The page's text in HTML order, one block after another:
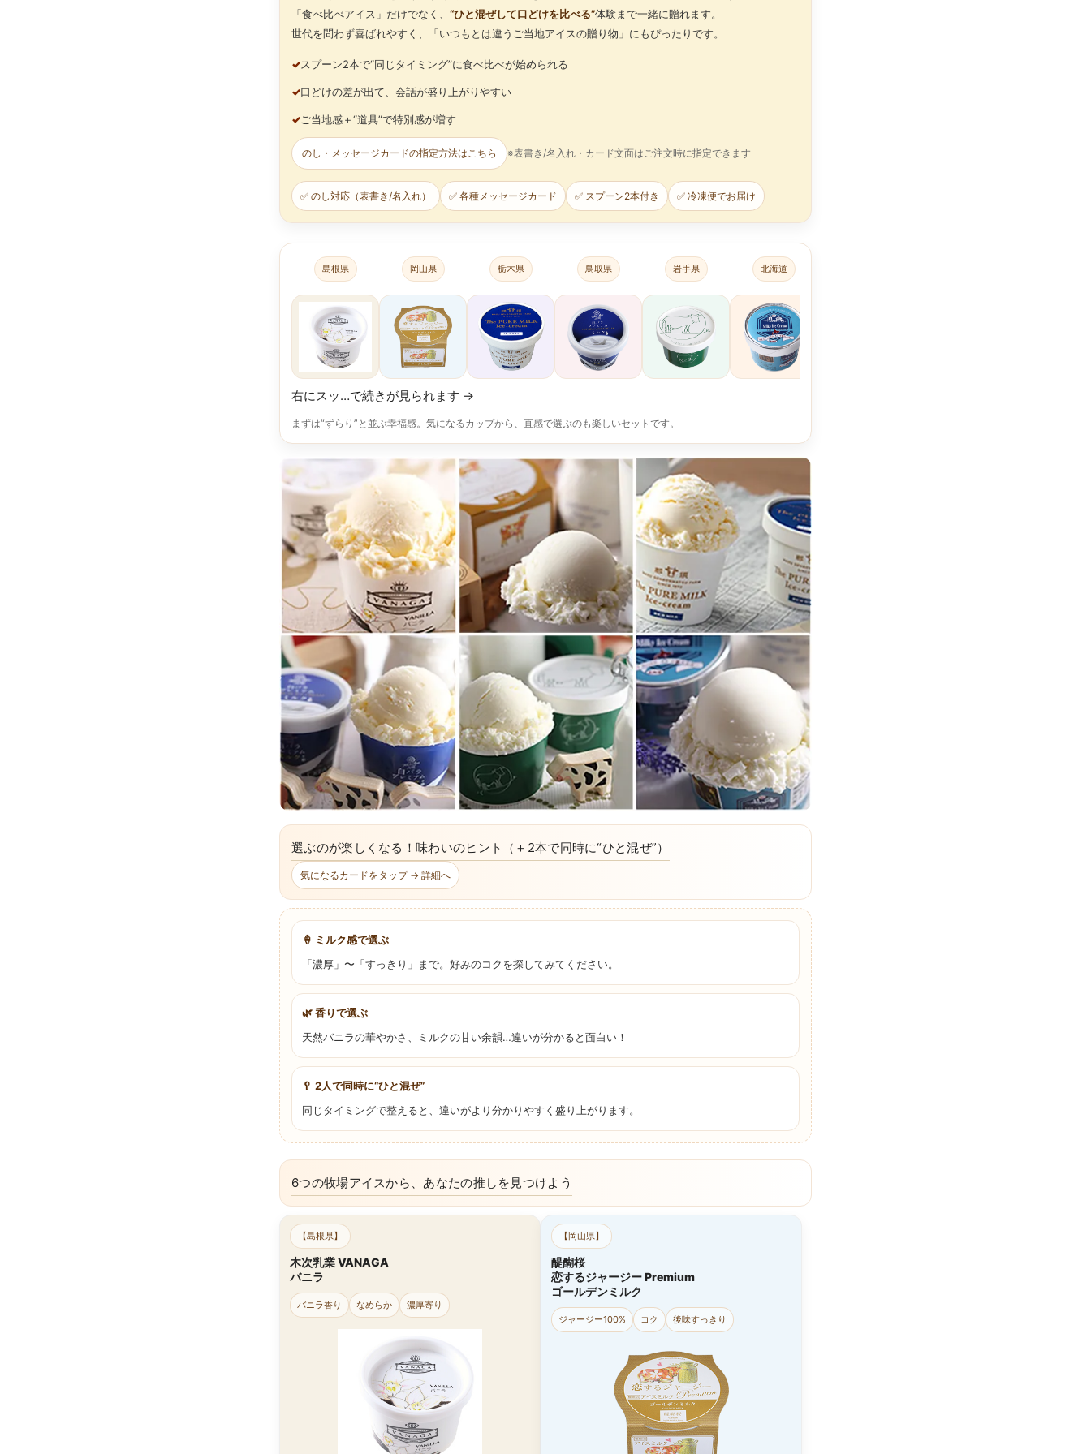
「食べ比べアイス」だけでなく、 “ひと混ぜして口どけを比べる”体験まで一緒に贈れます。
世代を問わず喜ばれやすく、「いつもとは違うご当地アイスの贈り物」にもぴったりです。
✓スプーン2本で“同じタイミング”に食べ比べが始められる
✓口どけの差が出て、会話が盛り上がりやすい
✓ご当地感＋“道具”で特別感が増す
のし・メッセージカードの指定方法はこちら ※表書き/名入れ・カード文面はご注文時に指定できます
✅ のし対応（表書き/名入れ） ✅ 各種メッセージカード ✅ スプーン2本付き ✅ 冷凍便でお届け
島根県 岡山県 栃木県 鳥取県 岩手県 北海道
右にスッ…で続きが見られます →
まずは“ずらり”と並ぶ幸福感。気になるカップから、直感で選ぶのも楽しいセットです。
選ぶのが楽しくなる！味わいのヒント（＋2本で同時に“ひと混ぜ”）
気になるカードをタップ → 詳細へ
🍦 ミルク感で選ぶ
「濃厚」〜「すっきり」まで。好みのコクを探してみてください。
🌿 香りで選ぶ
天然バニラの華やかさ、ミルクの甘い余韻…違いが分かると面白い！
🥄 2人で同時に“ひと混ぜ”
同じタイミングで整えると、違いがより分かりやすく盛り上がります。
6つの牧場アイスから、あなたの推しを見つけよう
【島根県】
木次乳業 VANAGA
バニラ
バニラ香り なめらか 濃厚寄り
【岡山県】
醍醐桜
恋するジャージー Premium
ゴールデンミルク
ジャージー100% コク 後味すっきり